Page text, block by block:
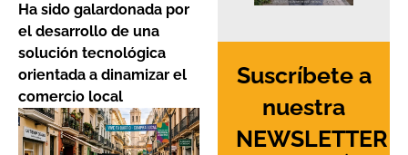
Ha sido galardonada por
el desarrollo de una
solución tecnológica
orientada a dinamizar el
comercio local
Suscríbete a
nuestra
NEWSLETTER